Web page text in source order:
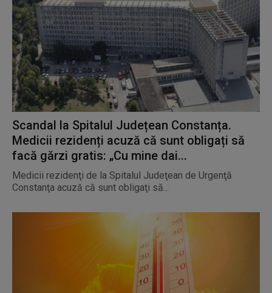
Scandal la Spitalul Județean Constanța.
Medicii rezidenți acuză că sunt obligați să
facă gărzi gratis: „Cu mine dai...
Medicii rezidenţi de la Spitalul Judeţean de Urgenţă
Constanţa acuză că sunt obligaţi să...